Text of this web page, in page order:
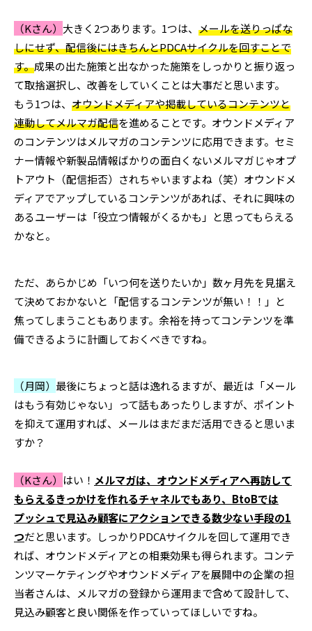
（Kさん） 大きく2つあります。1つは、 メールを送りっぱな
しにせず、配信後にはきちんとPDCAサイクルを回すことで
す。成果の出た施策と出なかった施策をしっかりと振り返っ
て取捨選択し、改善をしていくことは大事だと思います。
もう1つは、 オウンドメディアや掲載しているコンテンツと
連動してメルマガ配信を進めることです。オウンドメディア
のコンテンツはメルマガのコンテンツに応用できます。セミ
ナー情報や新製品情報ばかりの面白くないメルマガじゃオプ
トアウト（配信拒否）されちゃいますよね（笑）オウンドメ
ディアでアップしているコンテンツがあれば、それに興味の
あるユーザーは「役立つ情報がくるかも」と思ってもらえる
かなと。
ただ、あらかじめ「いつ何を送りたいか」数ヶ月先を見据え
て決めておかないと「配信するコンテンツが無い！！」と
焦ってしまうこともあります。余裕を持ってコンテンツを準
備できるように計画しておくべきですね。
（月岡） 最後にちょっと話は逸れるますが、最近は「メール
はもう有効じゃない」って話もあったりしますが、ポイント
を抑えて運用すれば、メールはまだまだ活用できると思いま
すか？
（Kさん） はい！ メルマガは、オウンドメディアへ再訪して
もらえるきっかけを作れるチャネルでもあり、 BtoBでは
プッシュで見込み顧客にアクションできる数少ない手段の1
つだと思います。しっかりPDCAサイクルを回して運用でき
れば、オウンドメディアとの相乗効果も得られます。コンテ
ンツマーケティングやオウンドメディアを展開中の企業の担
当者さんは、メルマガの登録から運用まで含めて設計して、
見込み顧客と良い関係を作っていってほしいですね。